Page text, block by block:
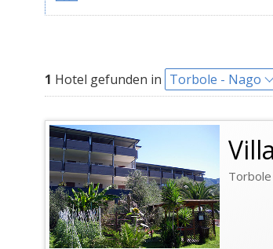
1 Hotel gefunden in Torbole - Nago